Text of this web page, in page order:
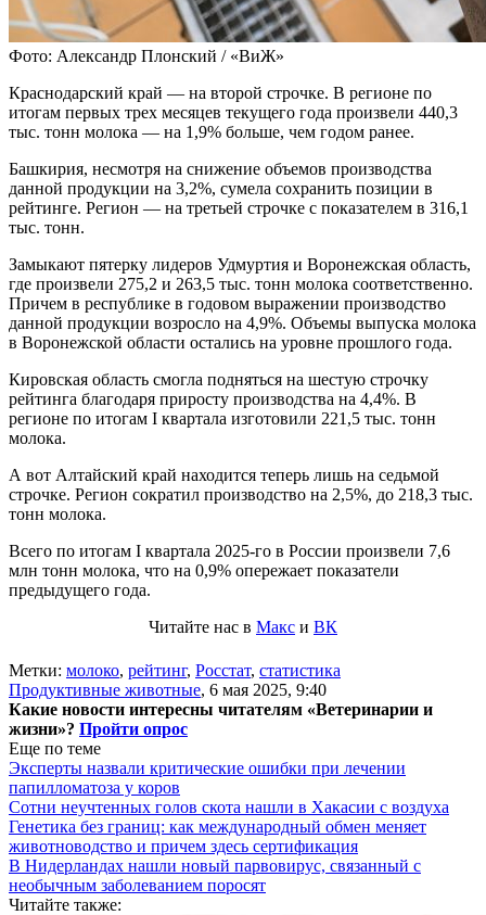
Фото: Александр Плонский / «ВиЖ»
Краснодарский край — на второй строчке. В регионе по
итогам первых трех месяцев текущего года произвели 440,3
тыс. тонн молока — на 1,9% больше, чем годом ранее.
Башкирия, несмотря на снижение объемов производства
данной продукции на 3,2%, сумела сохранить позиции в
рейтинге. Регион — на третьей строчке с показателем в 316,1
тыс. тонн.
Замыкают пятерку лидеров Удмуртия и Воронежская область,
где произвели 275,2 и 263,5 тыс. тонн молока соответственно.
Причем в республике в годовом выражении производство
данной продукции возросло на 4,9%. Объемы выпуска молока
в Воронежской области остались на уровне прошлого года.
Кировская область смогла подняться на шестую строчку
рейтинга благодаря приросту производства на 4,4%. В
регионе по итогам I квартала изготовили 221,5 тыс. тонн
молока.
А вот Алтайский край находится теперь лишь на седьмой
строчке. Регион сократил производство на 2,5%, до 218,3 тыс.
тонн молока.
Всего по итогам I квартала 2025-го в России произвели 7,6
млн тонн молока, что на 0,9% опережает показатели
предыдущего года.
Читайте нас в Макс и ВК
Метки: молоко, рейтинг, Росстат, статистика
Продуктивные животные, 6 мая 2025, 9:40
Какие новости интересны читателям «Ветеринарии и
жизни»? Пройти опрос
Еще по теме
Эксперты назвали критические ошибки при лечении
папилломатоза у коров
Сотни неучтенных голов скота нашли в Хакасии с воздуха
Генетика без границ: как международный обмен меняет
животноводство и причем здесь сертификация
В Нидерландах нашли новый парвовирус, связанный с
необычным заболеванием поросят
Читайте также: